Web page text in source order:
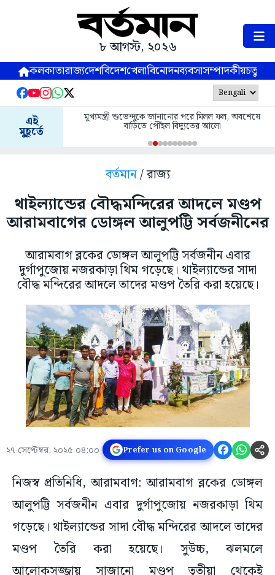
৮ আগস্ট, ২০২৬
কলকাতারাজ্যদেশবিদেশখেলাবিনোদনব্যবসাসম্পাদকীয়
এই
মুহূর্তে
মুখ্যমন্ত্রী শুভেন্দুকে জানানোর পরে মিলল ফল, অবশেষে
বাড়িতে পৌঁছল বিদ্যুতের আলো
বর্তমান/ রাজ্য
থাইল্যান্ডের বৌদ্ধমন্দিরের আদলে মণ্ডপ
আরামবাগের ডোঙ্গল আলুপট্টি সর্বজনীনের
আরামবাগ ব্লকের ডোঙ্গল আলুপট্টি সর্বজনীন এবার
দুর্গাপুজোয় নজরকাড়া থিম গড়েছে। থাইল্যান্ডের সাদা
বৌদ্ধ মন্দিরের আদলে তাদের মণ্ডপ তৈরি করা হয়েছে।
২৭ সেপ্টেম্বর, ২০২৫ ০৪:০০ Prefer us on Google
নিজস্ব প্রতিনিধি, আরামবাগ: আরামবাগ ব্লকের ডোঙ্গল
আলুপট্টি সর্বজনীন এবার দুর্গাপুজোয় নজরকাড়া থিম
গড়েছে। থাইল্যান্ডের সাদা বৌদ্ধ মন্দিরের আদলে তাদের
মণ্ডপ তৈরি করা হয়েছে। সুউচ্চ, ঝলমলে